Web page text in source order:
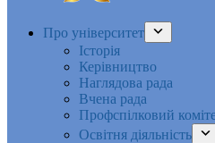
Про університет
Історія
Керівництво
Наглядова рада
Вчена рада
Профспілковий
Освітня діяльність